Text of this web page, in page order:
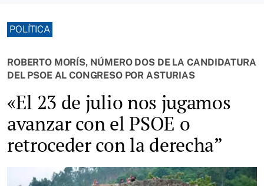
POLÍTICA
ROBERTO MORÍS, NÚMERO DOS DE LA CANDIDATURA
DEL PSOE AL CONGRESO POR ASTURIAS
«El 23 de julio nos jugamos
avanzar con el PSOE o
retroceder con la derecha”